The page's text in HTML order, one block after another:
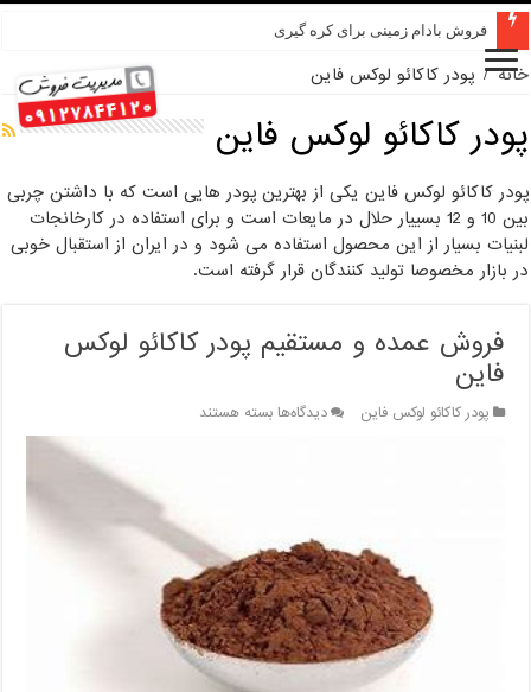
فروش بادام زمینی برای کره گیری
خانه / پودر کاکائو لوکس فاین
پودر کاکائو لوکس فاین
پودر کاکائو لوکس فاین یکی از بهترین پودر هایی است که با داشتن چربی
بین 10 و 12 بسییار حلال در مایعات است و برای استفاده در کارخانجات
لبنیات بسیار از این محصول استفاده می شود و در ایران از استقبال خوبی
در بازار مخصوصا تولید کنندگان قرار گرفته است.
فروش عمده و مستقیم پودر کاکائو لوکس
فاین
پودر کاکائو لوکس فاین دیدگاه‌هابرای
لوکس
فاین
بسته هستند